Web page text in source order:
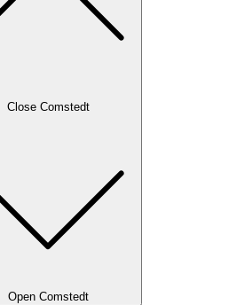
Close Comstedt
Open Comstedt